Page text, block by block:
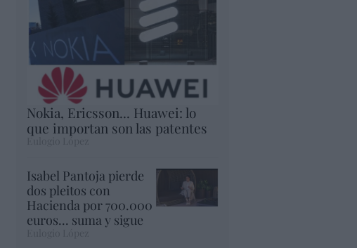
Nokia, Ericsson... Huawei: lo
que importan son las patentes
Eulogio López
Isabel Pantoja pierde
dos pleitos con
Hacienda por 700.000
euros... suma y sigue